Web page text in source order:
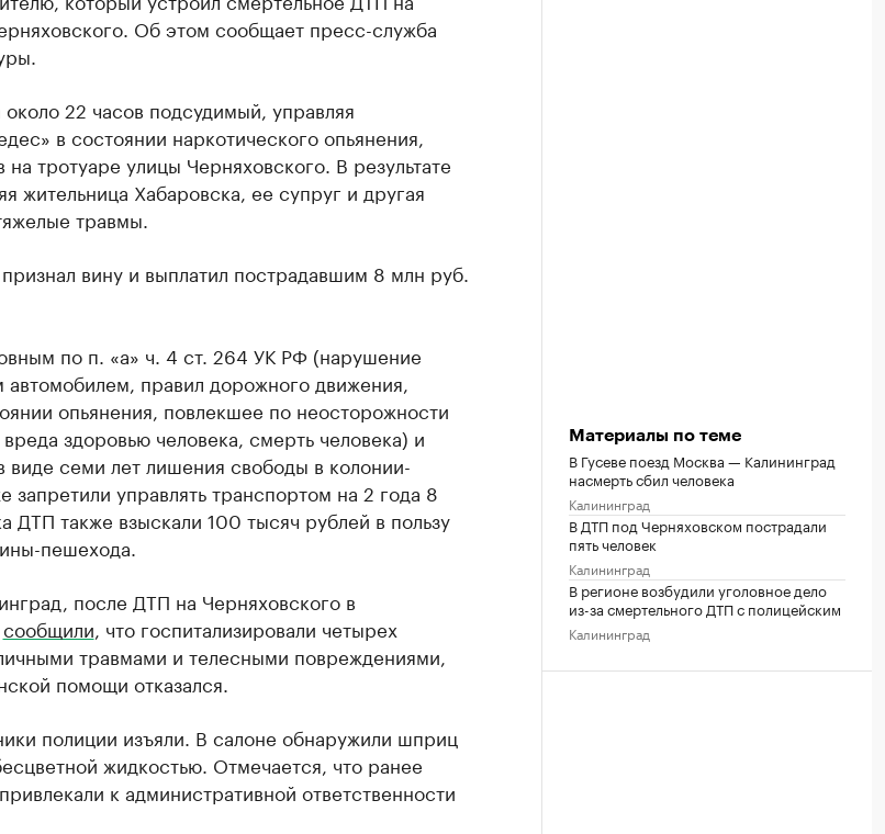
Об этом сообщает пресс-служба
около 22 часов подсудимый, управляя
в состоянии наркотического опьянения,
тротуаре улицы Черняховского. В результате
жительница Хабаровска, ее супруг и другая
травмы.
вину и выплатил пострадавшим 8 млн руб.
по п. «а» ч. 4 ст. 264 УК РФ (нарушение
правил дорожного движения,
опьянения, повлекшее по неосторожности
здоровью человека, смерть человека) и
виде семи лет лишения свободы в колонии-
запретили управлять транспортом на 2 года 8
ДТП также взыскали 100 тысяч рублей в пользу
пешехода.
после ДТП на Черняховского в
сообщили , что госпитализировали четырех
травмами и телесными повреждениями,
помощи отказался.
полиции изъяли. В салоне обнаружили шприц
жидкостью. Отмечается, что ранее
к административной ответственности
Материалы по теме
В Гусеве поезд Москва — Калининград
насмерть сбил человека
Калининград
В ДТП под Черняховском пострадали
пять человек
Калининград
В регионе возбудили уголовное дело
из-за смертельного ДТП с полицейским
Калининград